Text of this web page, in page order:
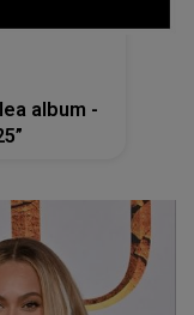
album -